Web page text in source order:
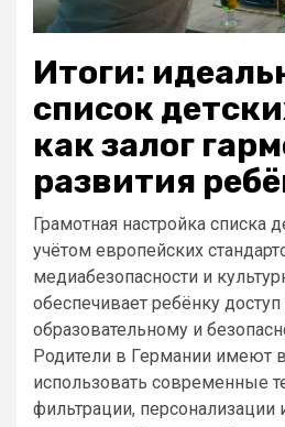
Итоги:
список
как залог
развития
Грамотная настройка списка
учётом европейских
медиабезопасности и
обеспечивает ребёнку
образовательному и
Родители в Германии имеют
использовать современные
фильтрации, персонализации